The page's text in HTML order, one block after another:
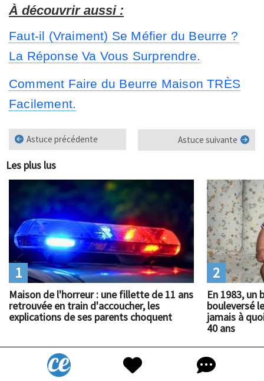
À découvrir aussi :
Faut-il (Vraiment) Se Méfier du Beurre ?
La Réponse Va Vous Surprendre.
Comment Faire du Beurre Maison TRÈS
Facilement.
Astuce précédente Astuce suivante
Les plus lus
Maison de l'horreur : une fillette de 11 ans
retrouvée en train d'accoucher, les
explications de ses parents choquent
1
En 1983, un
bouleversé
jamais à
40 ans
2